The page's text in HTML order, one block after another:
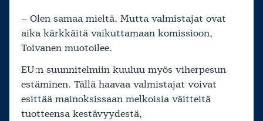
– Olen samaa mieltä. Mutta valmistajat ovat
aika kärkkäitä vaikuttamaan komissioon,
Toivanen muotoilee.
EU:n suunnitelmiin kuuluu myös viherpesun
estäminen. Tällä haavaa valmistajat voivat
esittää mainoksissaan melkoisia väitteitä
tuotteensa kestävyydestä,